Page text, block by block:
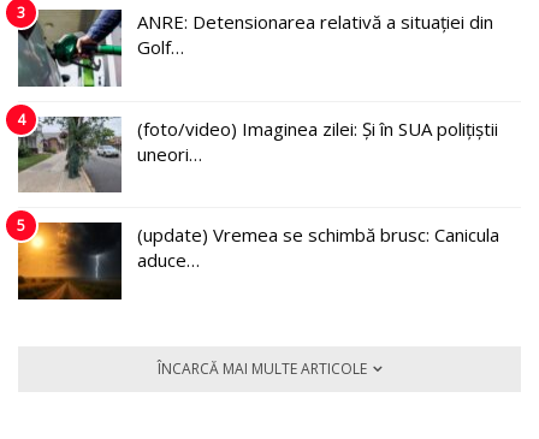
3
ANRE: Detensionarea relativă a situației din
Golf…
4
(foto/video) Imaginea zilei: Și în SUA polițiștii
uneori…
5
(update) Vremea se schimbă brusc: Canicula
aduce…
ÎNCARCĂ MAI MULTE ARTICOLE